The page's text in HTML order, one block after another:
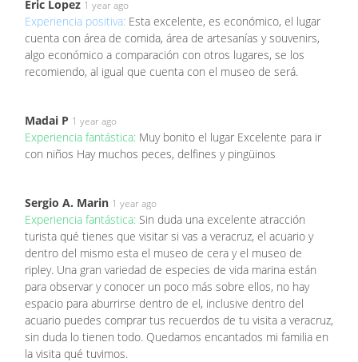
Eric Lopez 1 year ago
Experiencia positiva: Esta excelente, es económico, el lugar
cuenta con área de comida, área de artesanías y souvenirs,
algo económico a comparación con otros lugares, se los
recomiendo, al igual que cuenta con el museo de será.
Madai P 1 year ago
Experiencia fantástica: Muy bonito el lugar Excelente para ir
con niños Hay muchos peces, delfines y pingüinos
Sergio A. Marin 1 year ago
Experiencia fantástica: Sin duda una excelente atracción
turista qué tienes que visitar si vas a veracruz, el acuario y
dentro del mismo esta el museo de cera y el museo de
ripley. Una gran variedad de especies de vida marina están
para observar y conocer un poco más sobre ellos, no hay
espacio para aburrirse dentro de el, inclusive dentro del
acuario puedes comprar tus recuerdos de tu visita a veracruz,
sin duda lo tienen todo. Quedamos encantados mi familia en
la visita qué tuvimos.